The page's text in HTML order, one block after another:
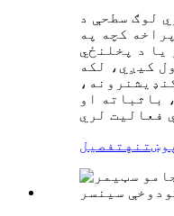
لوګ سطحې د
کچه په
یا د پخلنځي
کیږي، لکه
باثباته او
پوښتنه تفصیل